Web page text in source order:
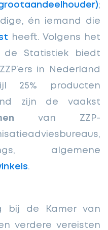
;
én iemand die
heeft. Volgens het
de Statistiek biedt
in Nederland
25% producten
zijn de vaakst
van ZZP-
algemene
.
bij de Kamer van
verdere vereisten